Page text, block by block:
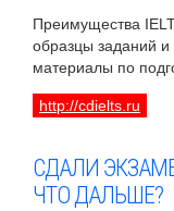
Преимущества
образцы заданий и
материалы по
http://cdielts.ru
СДАЛИ
ЧТО ДАЛЬШЕ?